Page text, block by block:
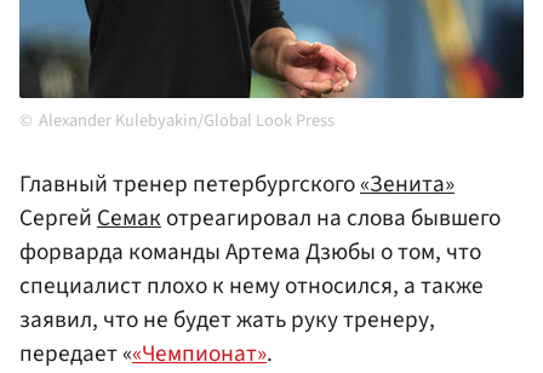
Alexander Kulebyakin/Global Look Press
Главный тренер петербургского«Зенита»
СергейСемакотреагировал на слова бывшего
форварда команды Артема Дзюбы о том, что
специалист плохо к нему относился, а также
заявил, что не будет жать руку тренеру,
передает ««Чемпионат».